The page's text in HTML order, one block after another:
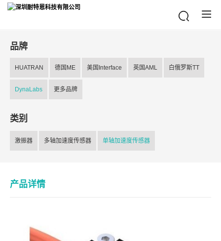
品牌
HUATRAN 德国ME 美国Interface 英国AML 白俄罗斯TT
DynaLabs 更多品牌
类别
激振器 多轴加速度传感器 单轴加速度传感器
产品详情